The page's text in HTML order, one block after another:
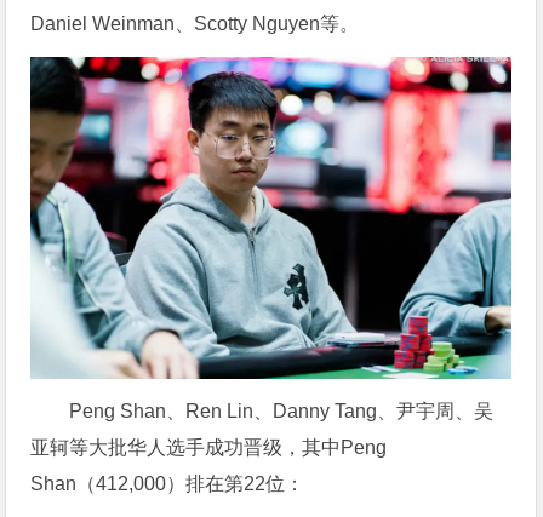
Daniel Weinman、Scotty Nguyen等。
Peng Shan、Ren Lin、Danny Tang、尹宇周、吴
亚轲等大批华人选手成功晋级，其中Peng
Shan（412,000）排在第22位：